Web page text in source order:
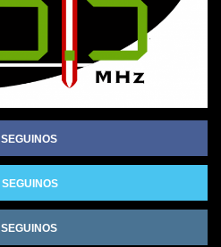
SEGUINOS
SEGUINOS
SEGUINOS